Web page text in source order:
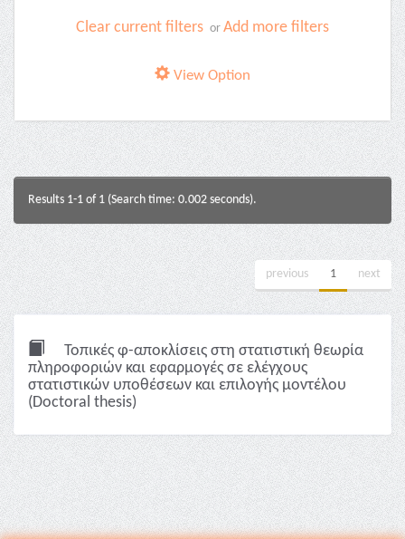
Clear current filters or Add more filters
View Option
Results 1-1 of 1 (Search time: 0.002 seconds).
previous 1 next
Τοπικές φ-αποκλίσεις στη στατιστική θεωρία
πληροφοριών και εφαρμογές σε ελέγχους
στατιστικών υποθέσεων και επιλογής μοντέλου
(Doctoral thesis)